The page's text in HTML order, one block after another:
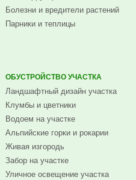
Болезни и вредители растений
Парники и теплицы
ОБУСТРОЙСТВО УЧАСТКА
Ландшафтный дизайн участка
Клумбы и цветники
Водоем на участке
Альпийские горки и рокарии
Живая изгородь
Забор на участке
Уличное освещение участка